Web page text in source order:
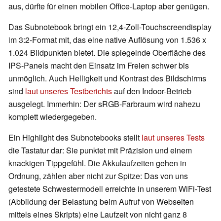
aus, dürfte für einen mobilen Office-Laptop aber genügen.
Das Subnotebook bringt ein 12,4-Zoll-Touchscreendisplay
im 3:2-Format mit, das eine native Auflösung von 1.536 x
1.024 Bildpunkten bietet. Die spiegelnde Oberfläche des
IPS-Panels macht den Einsatz im Freien schwer bis
unmöglich. Auch Helligkeit und Kontrast des Bildschirms
sind laut unseres Testberichtsauf den Indoor-Betrieb
ausgelegt. Immerhin: Der sRGB-Farbraum wird nahezu
komplett wiedergegeben.
Ein Highlight des Subnotebooks stellt laut unseres Tests
die Tastatur dar: Sie punktet mit Präzision und einem
knackigen Tippgefühl. Die Akkulaufzeiten gehen in
Ordnung, zählen aber nicht zur Spitze: Das von uns
getestete Schwestermodell erreichte in unserem WiFi-Test
(Abbildung der Belastung beim Aufruf von Webseiten
mittels eines Skripts) eine Laufzeit von nicht ganz 8